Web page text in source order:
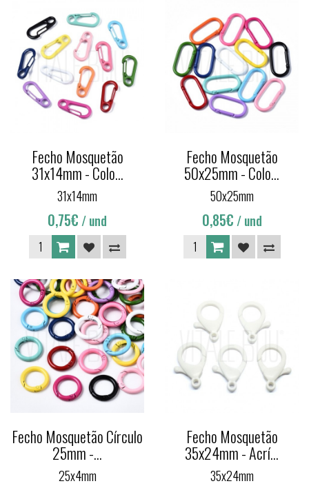
Fecho Mosquetão
31x14mm - Colo...
31x14mm
0,75€ / und
Fecho Mosquetão
50x25mm - Colo...
50x25mm
0,85€ / und
Fecho Mosquetão Círculo
25mm -...
25x4mm
Fecho Mosquetão
35x24mm - Acrí...
35x24mm